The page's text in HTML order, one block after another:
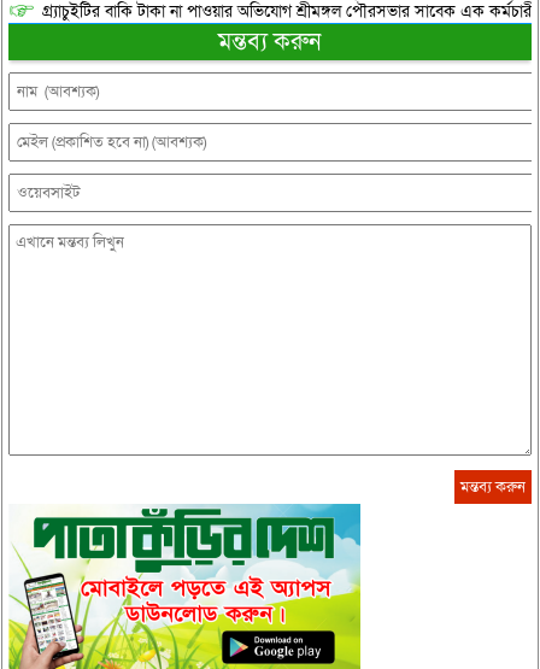
গ্র্যাচুইটির বাকি টাকা না পাওয়ার অভিযোগ শ্রীমঙ্গল পৌরসভার সাবেক এক
মন্তব্য করুন